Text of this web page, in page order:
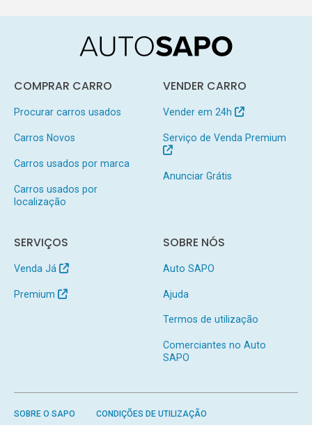
COMPRAR CARRO
Procurar carros usados
Carros Novos
Carros usados por marca
Carros usados por
localização
VENDER CARRO
Vender em 24h
Serviço de Venda Premium
Anunciar Grátis
SERVIÇOS
Venda Já
Premium
SOBRE NÓS
Auto SAPO
Ajuda
Termos de utilização
Comerciantes no Auto
SAPO
SOBRE O SAPO CONDIÇÕES DE UTILIZAÇÃO